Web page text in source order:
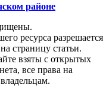
районе
ресурса разрешается
страницу статьи.
взяты с открытых
все права на